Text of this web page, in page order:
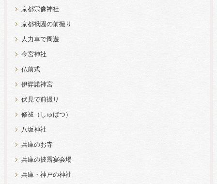
京都宗像神社
京都祇園の前撮り
人力車で周遊
今宮神社
仏前式
伊弉諾神宮
伏見で前撮り
修祓（しゅばつ）
八坂神社
兵庫のお寺
兵庫の披露宴会場
兵庫・神戸の神社